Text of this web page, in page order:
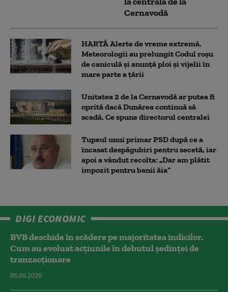
Cernavodă
HARTĂ Alerte de vreme extremă.
Meteorologii au prelungit Codul roșu
de caniculă și anunță ploi și vijelii în
mare parte a țării
Unitatea 2 de la Cernavodă ar putea fi
oprită dacă Dunărea continuă să
scadă. Ce spune directorul centralei
Tupeul unui primar PSD după ce a
încasat despăgubiri pentru secetă, iar
apoi a vândut recolta: „Dar am plătit
impozit pentru banii ăia”
DIGI ECONOMIC
BVB deschide în scădere pe majoritatea indicilor.
Cum au evoluat acțiunile în debutul ședinței de
tranzacționare
06.08.2026